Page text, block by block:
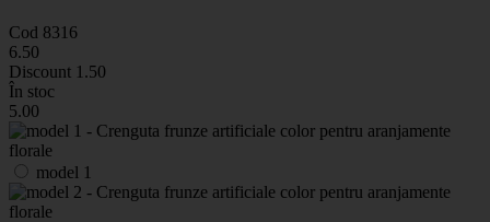
Cod 8316
6.50
Discount 1.50
În stoc
5.00
model 1